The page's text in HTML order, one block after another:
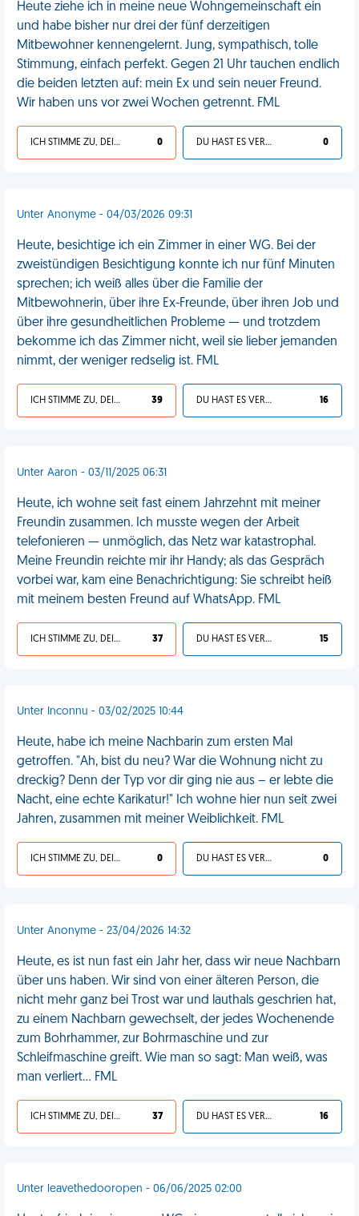
Heute ziehe ich in meine neue Wohngemeinschaft ein
und habe bisher nur drei der fünf derzeitigen
Mitbewohner kennengelernt. Jung, sympathisch, tolle
Stimmung, einfach perfekt. Gegen 21 Uhr tauchen endlich
die beiden letzten auf: mein Ex und sein neuer Freund.
Wir haben uns vor zwei Wochen getrennt. FML
ICH STIMME ZU, DEIN LEBEN IST SCHEISSE 0 DU HAST ES VERDIENT 0
Unter Anonyme - 04/03/2026 09:31
Heute, besichtige ich ein Zimmer in einer WG. Bei der
zweistündigen Besichtigung konnte ich nur fünf Minuten
sprechen; ich weiß alles über die Familie der
Mitbewohnerin, über ihre Ex-Freunde, über ihren Job und
über ihre gesundheitlichen Probleme — und trotzdem
bekomme ich das Zimmer nicht, weil sie lieber jemanden
nimmt, der weniger redselig ist. FML
ICH STIMME ZU, DEIN LEBEN IST SCHEISSE 39 DU HAST ES VERDIENT 16
Unter Aaron - 03/11/2025 06:31
Heute, ich wohne seit fast einem Jahrzehnt mit meiner
Freundin zusammen. Ich musste wegen der Arbeit
telefonieren — unmöglich, das Netz war katastrophal.
Meine Freundin reichte mir ihr Handy; als das Gespräch
vorbei war, kam eine Benachrichtigung: Sie schreibt heiß
mit meinem besten Freund auf WhatsApp. FML
ICH STIMME ZU, DEIN LEBEN IST SCHEISSE 37 DU HAST ES VERDIENT 15
Unter Inconnu - 03/02/2025 10:44
Heute, habe ich meine Nachbarin zum ersten Mal
getroffen. "Ah, bist du neu? War die Wohnung nicht zu
dreckig? Denn der Typ vor dir ging nie aus – er lebte die
Nacht, eine echte Karikatur!" Ich wohne hier nun seit zwei
Jahren, zusammen mit meiner Weiblichkeit. FML
ICH STIMME ZU, DEIN LEBEN IST SCHEISSE 0 DU HAST ES VERDIENT 0
Unter Anonyme - 23/04/2026 14:32
Heute, es ist nun fast ein Jahr her, dass wir neue Nachbarn
über uns haben. Wir sind von einer älteren Person, die
nicht mehr ganz bei Trost war und lauthals geschrien hat,
zu einem Nachbarn gewechselt, der jedes Wochenende
zum Bohrhammer, zur Bohrmaschine und zur
Schleifmaschine greift. Wie man so sagt: Man weiß, was
man verliert… FML
ICH STIMME ZU, DEIN LEBEN IST SCHEISSE 37 DU HAST ES VERDIENT 16
Unter leavethedooropen - 06/06/2025 02:00